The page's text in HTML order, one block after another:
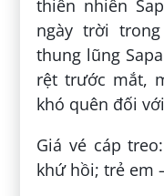
thiên nhiên
ngày trời
thung lũng
rệt trước mắt,
khó quên đối
Giá vé cáp
khứ hồi; trẻ em